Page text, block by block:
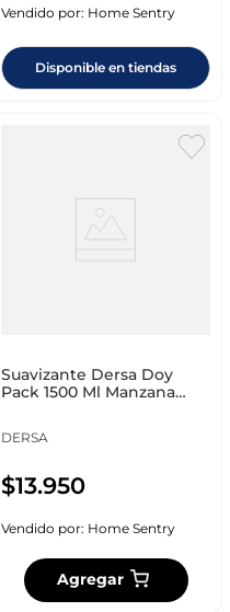
Vendido por: Home Sentry
Disponible en tiendas
Suavizante Dersa Doy
Pack 1500 Ml Manzana
DERSA
$13.950
Vendido por: Home Sentry
Agregar